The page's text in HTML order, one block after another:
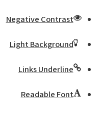
Negative Contrast
Light Background
Links Underline
Readable Font